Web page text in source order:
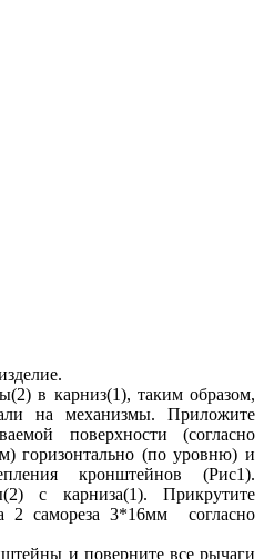
в карниз(1), таким образом,
на механизмы. Приложите
поверхности (согласно
горизонтально (по уровню) и
кронштейнов (Рис1).
с карниза(1). Прикрутите
2 самореза 3*16мм согласно
и поверните все рычаги